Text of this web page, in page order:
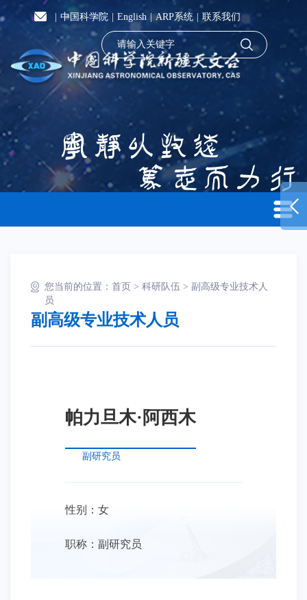
中国科学院 English |ARP系统 联系我们
您当前的位置： 首页 > 科研队伍 > 副高级专业技术人
员
副高级专业技术人员
帕力旦木·阿西木
副研究员
性别：女
职称：副研究员